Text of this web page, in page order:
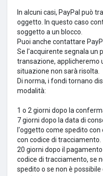
In alcuni casi, PayPal può
oggetto. In questo caso
soggetto a un blocco.
Puoi anche contattare
Se l'acquirente segnala un
transazione, applicheremo
situazione non sarà risolta.
Di norma, i fondi tornano
modalità:
1 o 2 giorni dopo la
7 giorni dopo la data di
l'oggetto come spedito
con codice di tracciamento.
20 giorni dopo il
codice di tracciamento, se
spedito o se non è